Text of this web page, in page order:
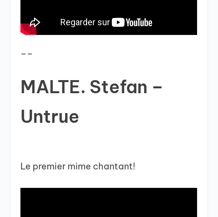
__
MALTE. Stefan –
Untrue
Le premier mime chantant!